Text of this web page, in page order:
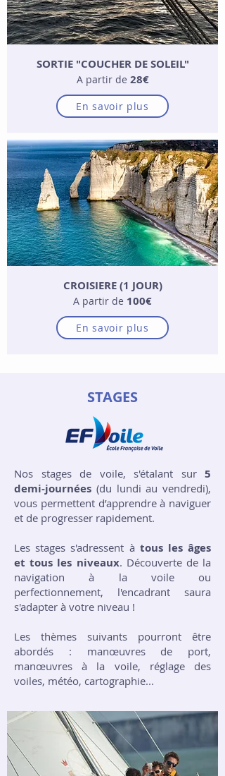
SORTIE "COUCHER DE SOLEIL"
A partir de 28€
En savoir plus
CROISIERE (1 JOUR)
A partir de 100€
En savoir plus
STAGES
Nos stages de voile, s'étalant sur 5
demi-journées (du lundi au vendredi),
vous permettent d’apprendre à naviguer
et de progresser rapidement.
Les stages s'adressent à tous les âges
et tous les niveaux. Découverte de la
navigation à la voile ou
perfectionnement, l'encadrant saura
s'adapter à votre niveau !
Les thèmes suivants pourront être
abordés : manœuvres de port,
manœuvres à la voile, réglage des
voiles, météo, cartographie...